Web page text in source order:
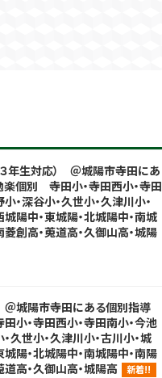
年生対応） ＠城陽市寺田にあ
個別 寺田小・寺田西小・寺田
・深谷小・久世小・久津川小・
城陽中・東城陽・北城陽中・南城
菱創高・莵道高・久御山高・城陽
城陽市寺田にある個別指導
・寺田西小・寺田南小・今池
久世小・久津川小・古川小・城
城陽・北城陽中・南城陽中・南陽
道高・久御山高・城陽高
新着!!